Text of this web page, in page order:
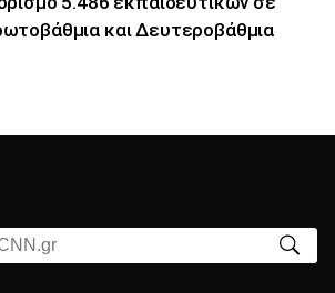
και Δευτεροβάθμια